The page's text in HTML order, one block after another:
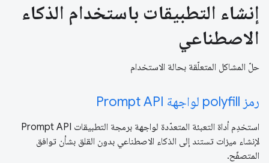
إنشاء التطبيقات باستخدام الذكاء
الاصطناعي
حلّ المشاكل المتعلّقة بحالة الاستخدام
رمز polyfill لواجهة Prompt API
استخدِم أداة التعبئة المتعدّدة لواجهة برمجة التطبيقات Prompt API
لإنشاء ميزات تستند إلى الذكاء الاصطناعي بدون القلق بشأن توافق
المتصفّح.